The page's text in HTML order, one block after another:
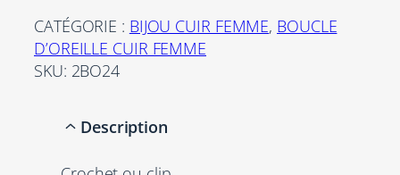
a
n
t
CATÉGORIE : BIJOU CUIR FEMME, BOUCLE
D’OREILLE CUIR FEMME
SKU: 2BO24
Description